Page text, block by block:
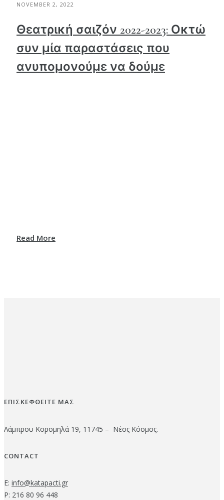
NOVEMBER 2, 2022
Θεατρική σαιζόν 2022-2023: Οκτώ
συν μία παραστάσεις που
ανυπομονούμε να δούμε
Read More
ΕΠΙΣΚΕΦΘΕΙΤΕ ΜΑΣ
Λάμπρου Κορομηλά 19, 11745 – Νέος Κόσμος.
CONTACT
E: info@katapacti.gr
P: 216 80 96 448